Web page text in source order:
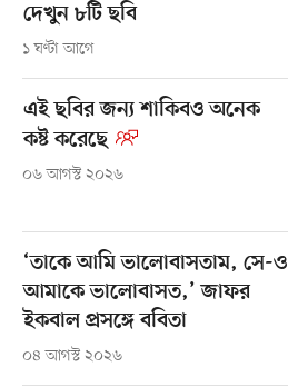
দেখুন ৮টি ছবি
১ ঘণ্টা আগে
এই ছবির জন্য শাকিবও অনেক
কষ্ট করেছে
০৬ আগস্ট ২০২৬
‘তাকে আমি ভালোবাসতাম, সে-ও
আমাকে ভালোবাসত,’ জাফর
ইকবাল প্রসঙ্গে ববিতা
০৪ আগস্ট ২০২৬